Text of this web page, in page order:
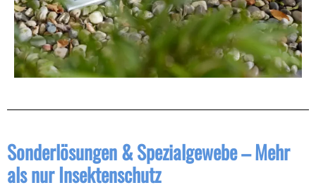
Sonderlösungen & Spezialgewebe – Mehr
als nur Insektenschutz